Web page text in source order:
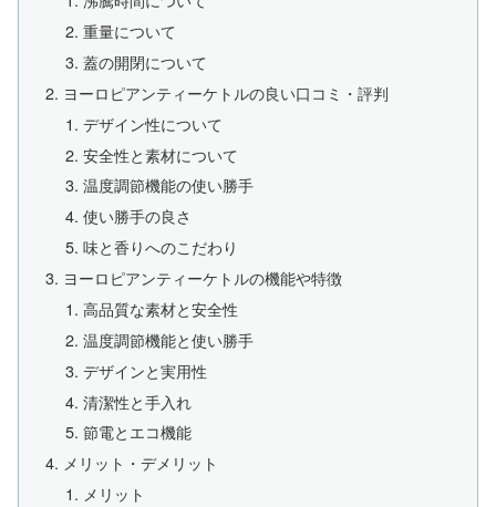
重量について
蓋の開閉について
ヨーロピアンティーケトルの良い口コミ・評判
デザイン性について
安全性と素材について
温度調節機能の使い勝手
使い勝手の良さ
味と香りへのこだわり
ヨーロピアンティーケトルの機能や特徴
高品質な素材と安全性
温度調節機能と使い勝手
デザインと実用性
清潔性と手入れ
節電とエコ機能
メリット・デメリット
メリット